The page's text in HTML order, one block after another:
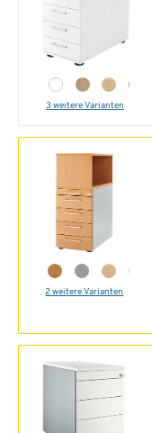
3 weitere Varianten
2 weitere Varianten